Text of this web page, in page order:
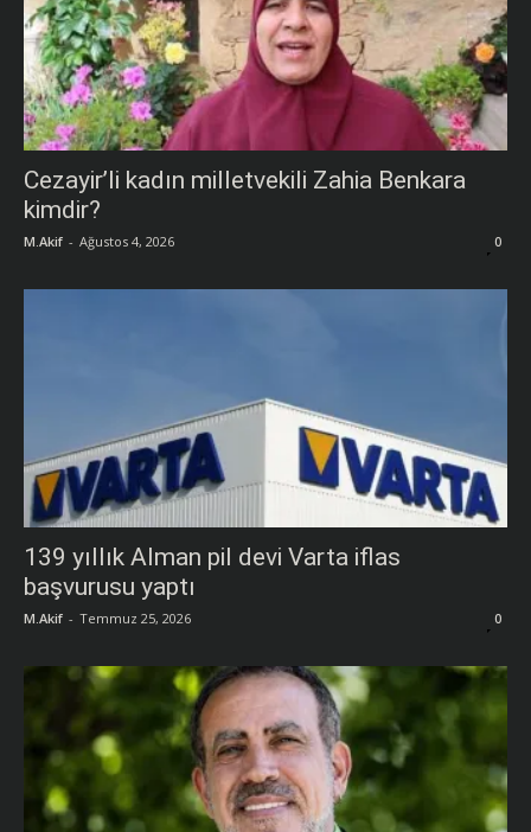
Cezayir’li kadın milletvekili Zahia Benkara
kimdir?
M.Akif - Ağustos 4, 2026 0
139 yıllık Alman pil devi Varta iflas
başvurusu yaptı
M.Akif - Temmuz 25, 2026 0